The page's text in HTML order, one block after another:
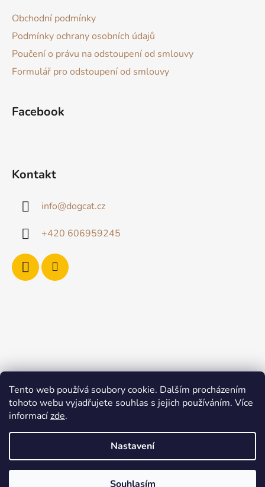
Tento web používá soubory cookie. Dalším procházením
tohoto webu vyjadřujete souhlas s jejich používáním. Více
informacízde.
Nastavení
Souhlasím
Obchodní podmínky
Podmínky ochrany osobních údajů
Poučení o právu na odstoupení od smlouvy
Formulář pro odstoupení od smlouvy
Facebook
Kontakt
info@dogcat.cz
+420 606959245